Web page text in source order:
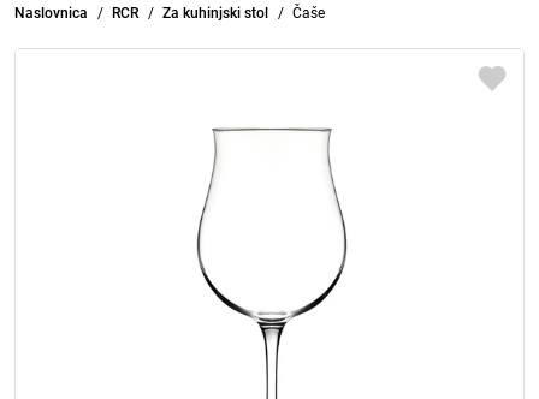
Naslovnica RCR Za kuhinjski stol Čaše